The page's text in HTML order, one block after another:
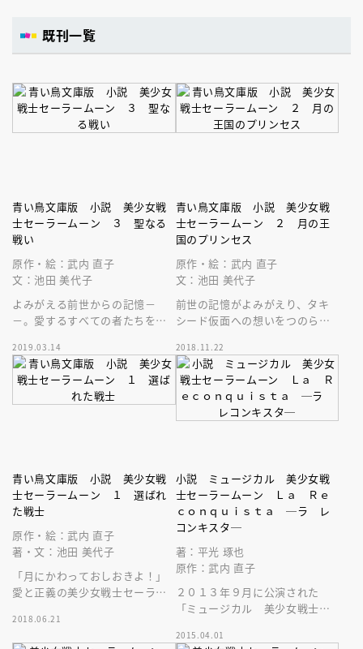
既刊一覧
青い鳥文庫版 小説 美少女戦
士セーラームーン ３ 聖なる
戦い
原作・絵：武内 直子
文：池田 美代子
よみがえる前世からの記憶－
－。愛するすべての者たちを守
たちとともに聖なる戦いに挑
む！
2019.03.14
青い鳥文庫版 小説 美少女戦
士セーラームーン ２ 月の王
国のプリンセス
原作・絵：武内 直子
文：池田 美代子
前世の記憶がよみがえり、タキ
シード仮面への想いをつのらせ
ちの前に、悪の手先があらわれ
る－－。
2018.11.22
青い鳥文庫版 小説 美少女戦
士セーラームーン １ 選ばれ
た戦士
原作・絵：武内 直子
著・文：池田 美代子
「月にかわっておしおきよ！」
愛と正義の美少女戦士セーラー
て愛される大ヒット漫画を完全
ノベライズ！
2018.06.21
小説 ミュージカル 美少女戦
士セーラームーン Ｌａ Ｒｅ
ｃｏｎｑｕｉｓｔａ ─ラ レ
コンキスタ─
著：平光 琢也
原作：武内 直子
２０１３年９月に公演された
「ミュージカル 美少女戦士セ
ｎｑｕｉｓｔａ」の小説です。
2015.04.01